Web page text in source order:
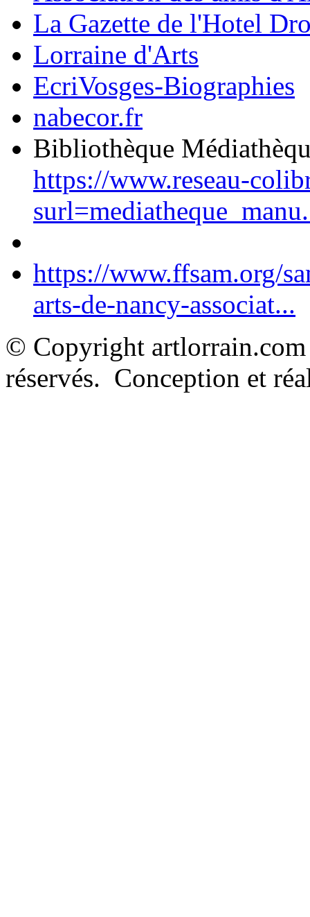
La Gazette de l'Hotel
Lorraine d'Arts
EcriVosges-Biographies
nabecor.fr
Bibliothèque
https://www.reseau-
https://www.ffsam.org/
arts-de-nancy-associat...
© Copyright
réservés. Conception et